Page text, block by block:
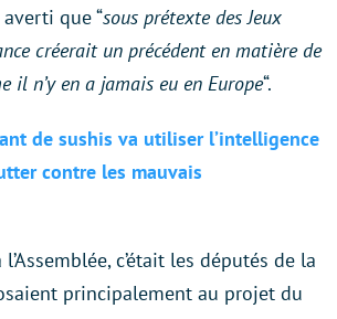
que “sous prétexte des Jeux
créerait un précédent en matière de
il n’y en a jamais eu en Europe“.
de sushis va utiliser l’intelligence
contre les mauvais
c’était les députés de la
principalement au projet du